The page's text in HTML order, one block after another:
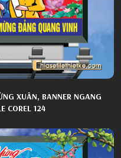
XUÂN, BANNER NGANG
COREL 124